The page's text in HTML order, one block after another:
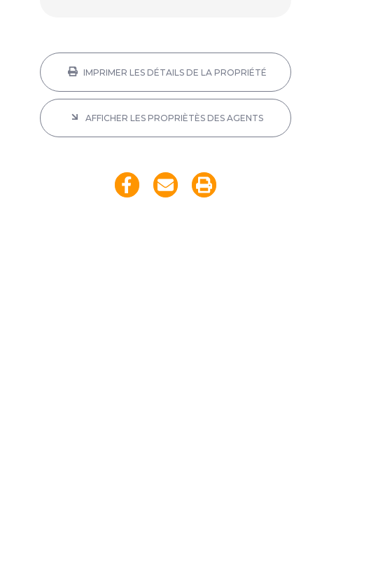
IMPRIMER LES DÉTAILS DE LA PROPRIÉTÉ
AFFICHER LES PROPRIÈTÈS DES AGENTS